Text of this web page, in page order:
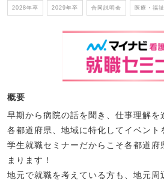
2028年卒 2029年卒 合同説明会 医療・福
概要
早期から病院の話を聞き、仕事理解を
各都道府県、地域に特化してイベント
学生就職セミナーだからこそ各都道府
まります！
地元で就職を考えている方も、地元周